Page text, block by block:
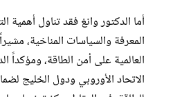
أما الدكتور وانغ فقد تناول أهمية
المعرفة والسياسات المناخية،
العالمية على أمن الطاقة، ومؤكداً
الاتحاد الأوروبي ودول الخليج